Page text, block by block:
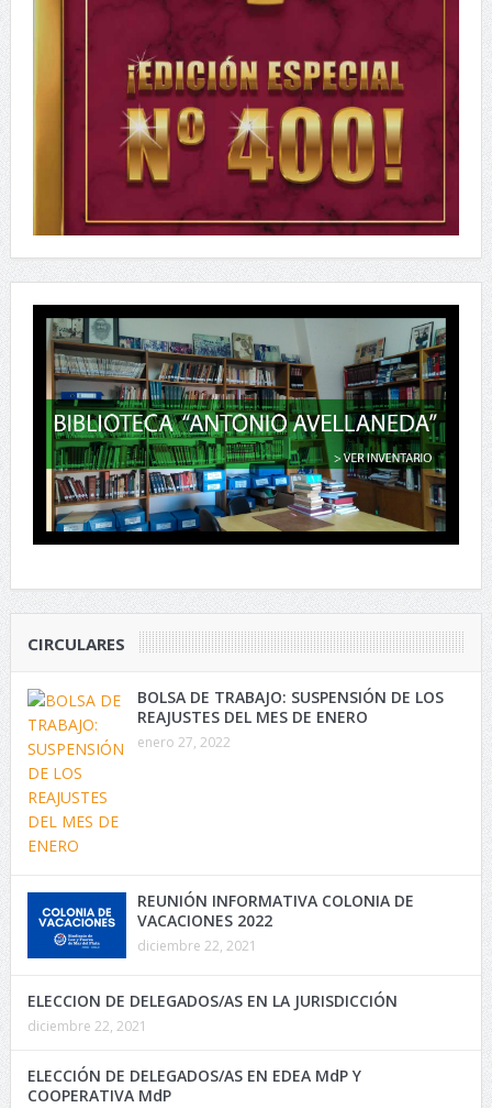
CIRCULARES
BOLSA DE TRABAJO: SUSPENSIÓN DE LOS
REAJUSTES DEL MES DE ENERO
enero 27, 2022
REUNIÓN INFORMATIVA COLONIA DE
VACACIONES 2022
diciembre 22, 2021
ELECCION DE DELEGADOS/AS EN LA JURISDICCIÓN
diciembre 22, 2021
ELECCIÓN DE DELEGADOS/AS EN EDEA MdP Y
COOPERATIVA MdP